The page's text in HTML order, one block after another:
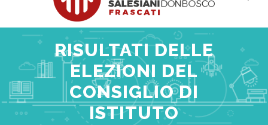
RISULTATI DELLE
ELEZIONI DEL
CONSIGLIO DI
ISTITUTO